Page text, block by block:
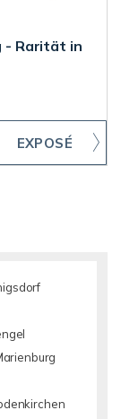
- Rarität in